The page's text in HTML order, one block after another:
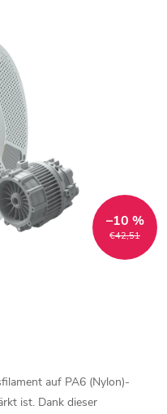
€42,51
–10 %
auf PA6 (Nylon)-
ist. Dank dieser